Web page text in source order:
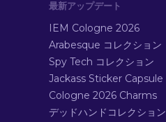
最新アップデート
IEM Cologne 2026
Arabesque コレクション
Spy Tech コレクション
Jackass Sticker Capsule
Cologne 2026 Charms
デッドハンドコレクション